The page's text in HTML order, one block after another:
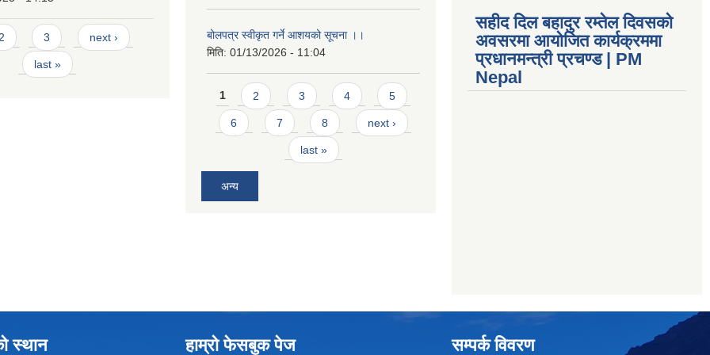
2 3 next ›
last »
बोलपत्र स्वीकृत गर्ने आशयको सूचना ।।
मिति: 01/13/2026 - 11:04
Pages
1 2 3 4 5
6 7 8 next ›
last »
अन्य
सहीद दिल बहादुर रम्तेल दिवसको
अवसरमा आयोजित कार्यक्रममा
प्रधानमन्त्री प्रचण्ड | PM
Nepal
स्थान हाम्रो फेसबुक पेज सम्पर्क विवरण